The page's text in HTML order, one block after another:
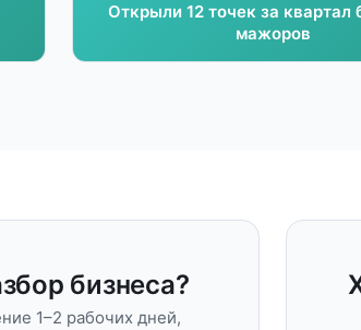
Открыли 12 точек за квартал
мажоров
бизнеса?
1–2 рабочих дней,